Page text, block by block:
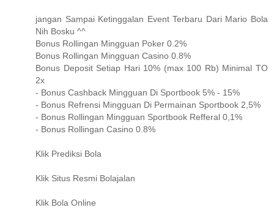
jangan Sampai Ketinggalan Event Terbaru Dari Mario Bola
Nih Bosku ^^
Bonus Rollingan Mingguan Poker 0.2%
Bonus Rollingan Mingguan Casino 0.8%
Bonus Deposit Setiap Hari 10% (max 100 Rb) Minimal TO
2x
- Bonus Cashback Mingguan Di Sportbook 5% - 15%
- Bonus Refrensi Mingguan Di Permainan Sportbook 2,5%
- Bonus Rollingan Mingguan Sportbook Refferal 0,1%
- Bonus Rollingan Casino 0.8%
Klik Prediksi Bola
Klik Situs Resmi Bolajalan
Klik Bola Online